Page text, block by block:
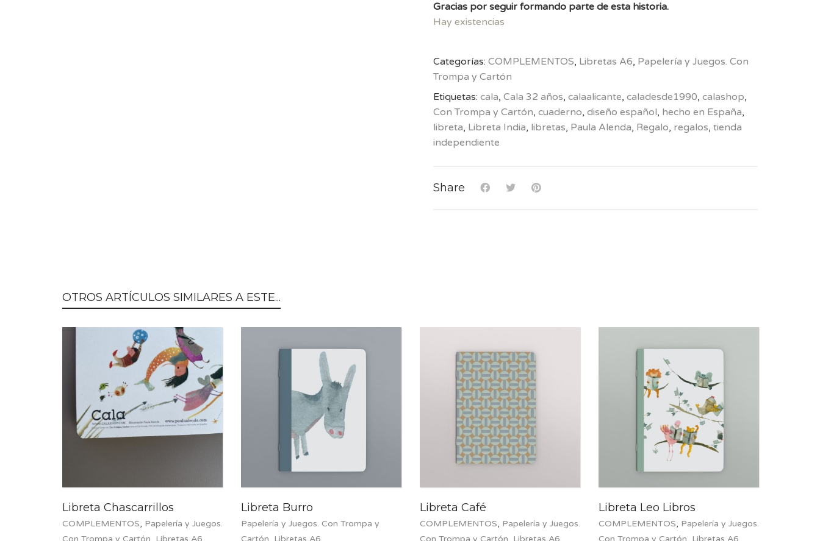
Gracias por seguir formando parte de esta historia.
Hay existencias
Categorías: COMPLEMENTOS, Libretas A6, Papelería y Juegos. Con
Trompa y Cartón
Etiquetas: cala, Cala 32 años, calaalicante, caladesde1990, calashop,
Con Trompa y Cartón, cuaderno, diseño español, hecho en España,
libreta, Libreta India, libretas, Paula Alenda, Regalo, regalos, tienda
independiente
Share
OTROS ARTÍCULOS SIMILARES A ESTE...
Libreta Chascarrillos
COMPLEMENTOS, Papelería y Juegos.
Libreta Burro
Papelería y Juegos. Con Trompa y
Libreta Café
COMPLEMENTOS, Papelería y Juegos.
Libreta Leo Libros
COMPLEMENTOS, Papelería y Juegos.